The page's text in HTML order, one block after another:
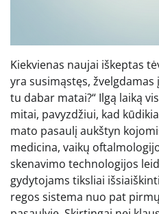
Kiekvienas naujai iškeptas
yra susimąstęs, žvelgdamas
tu dabar matai?“ Ilgą laiką
mitai, pavyzdžiui, kad
mato pasaulį aukštyn
medicina, vaikų
skenavimo technologijos
gydytojams tiksliai
regos sistema nuo pat